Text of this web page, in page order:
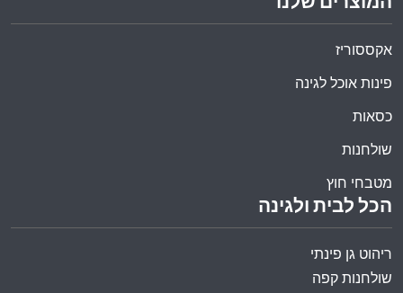
הכל לבית ולגינה
ריהוט גן פינתי
שולחנות קפה
אקססוריז
פינות אוכל לגינה
כסאות
שולחנות
מטבחי חוץ